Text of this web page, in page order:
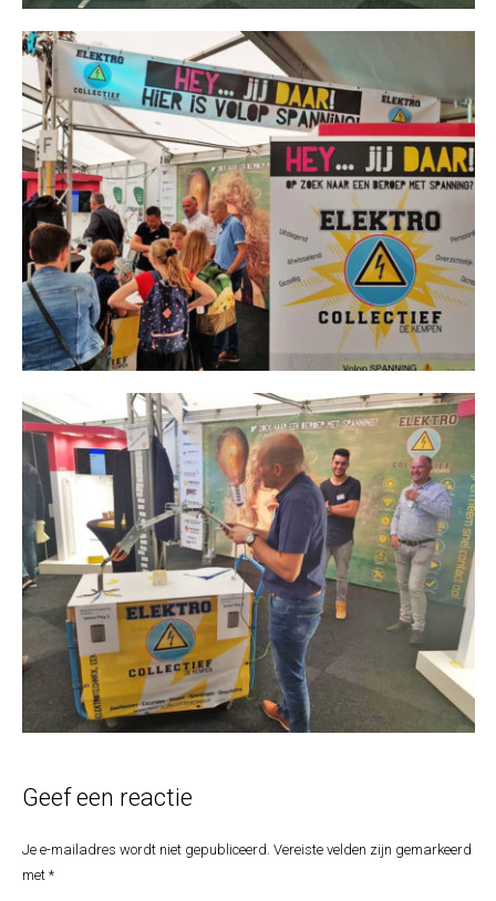
Geef een reactie
Je e-mailadres wordt niet gepubliceerd. Vereiste velden zijn gemarkeerd
met *